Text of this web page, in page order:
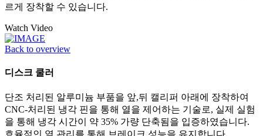
르게 장착할 수 있습니다.
Watch Video
Back to overview
디스크 쿨러
단조 처리된 알루미늄 부품을 앞,뒤 캘리퍼 아래에 장착하여
CNC-처리된 냉각 핀을 통해 열을 제어하는 기술로, 실제 실험
을 통해 냉각 시간이 약 35% 가량 단축됨을 입증하였습니다.